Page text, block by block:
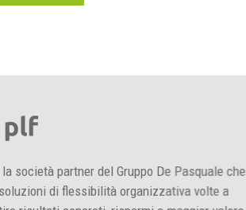
la società partner del Gruppo De Pasquale che
di flessibilità organizzativa volte a